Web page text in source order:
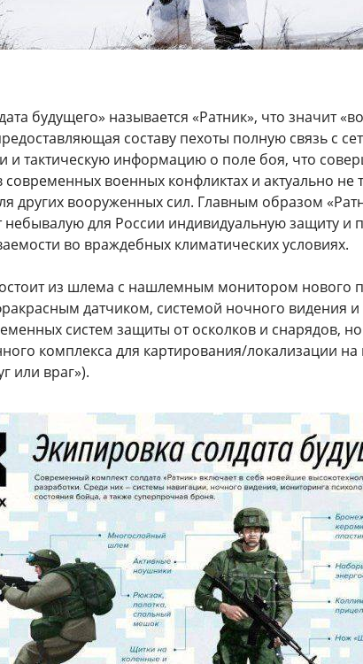
будущего» называется «Ратник», что значит
составу пехоты полную связь с
и тактическую информацию о поле боя, что
военных конфликтах и актуально не
других вооруженных сил. Главным образом
небывалую для России индивидуальную защиту и
во враждебных климатических условиях.
из шлема с нашлемным монитором нового
датчиком, системой ночного видения и
систем защиты от осколков и снарядов,
комплекса для картирования/локализации на
или враг»).